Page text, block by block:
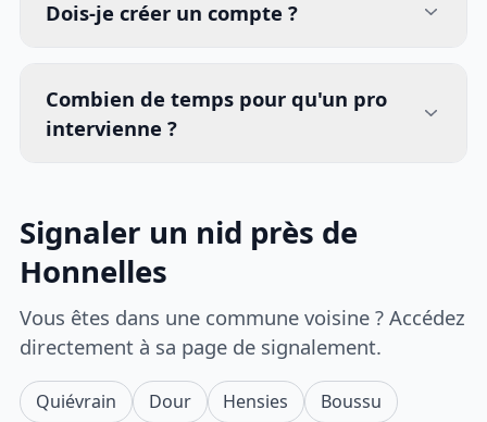
Dois-je créer un compte ?
Combien de temps pour qu'un pro
intervienne ?
Signaler un nid près de
Honnelles
Vous êtes dans une commune voisine ? Accédez
directement à sa page de signalement.
Quiévrain Dour Hensies
Boussu